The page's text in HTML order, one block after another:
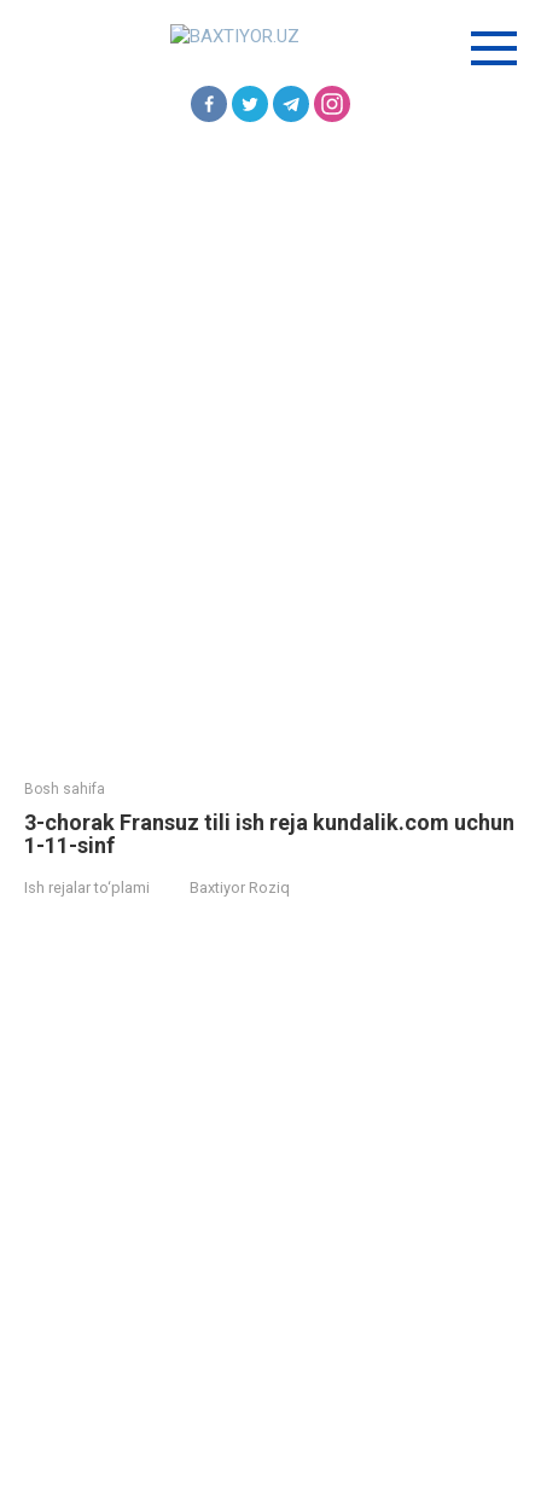
Bosh sahifa
3-chorak Fransuz tili ish reja kundalik.com uchun
1-11-sinf
Ish rejalar to‘plami Baxtiyor Roziq